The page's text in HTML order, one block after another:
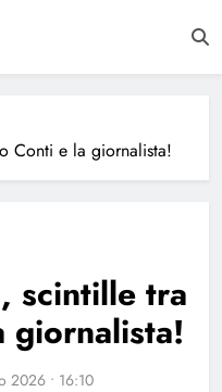
Conti e la giornalista!
scintille tra
giornalista!
2026 • 16:10